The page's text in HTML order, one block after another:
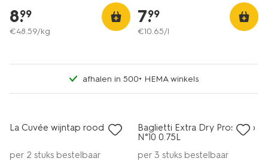
8.
99
€48.59/kg
7.
99
€10.65/l
afhalen in 500+ HEMA winkels
La Cuvée wijntap rood 3L
per 2 stuks bestelbaar
8
Baglietti Extra Dry Prosecco
N°10 0.75L
per 3 stuks bestelbaar